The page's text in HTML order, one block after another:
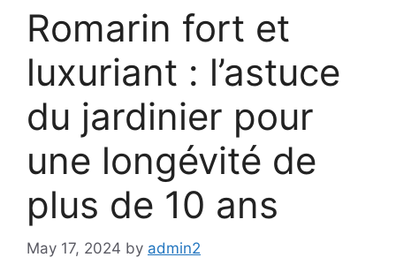
Romarin fort et
luxuriant : l’astuce
du jardinier pour
une longévité de
plus de 10 ans
May 17, 2024 by admin2